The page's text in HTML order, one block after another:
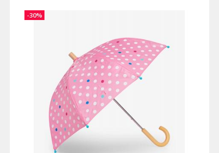
-30%